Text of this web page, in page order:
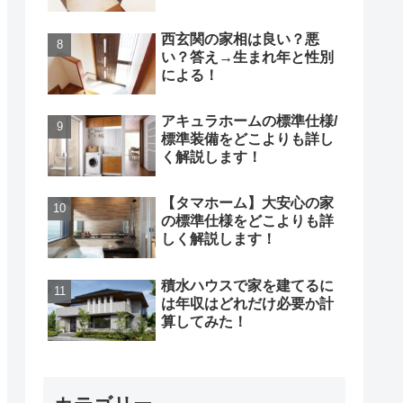
西玄関の家相は良い？悪
い？答え→生まれ年と性別
による！
アキュラホームの標準仕様/
標準装備をどこよりも詳し
く解説します！
【タマホーム】大安心の家
の標準仕様をどこよりも詳
しく解説します！
積水ハウスで家を建てるに
は年収はどれだけ必要か計
算してみた！